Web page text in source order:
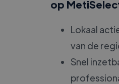
op
Lokaal
van de
Snel